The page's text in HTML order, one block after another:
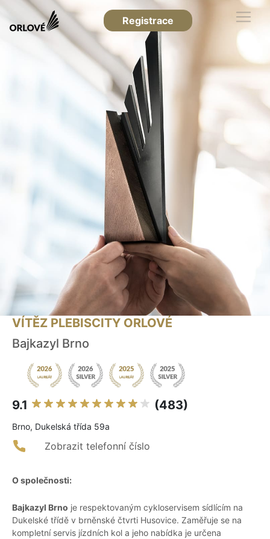
Registrace
VÍTĚZ PLEBISCITY ORLOVÉ
Bajkazyl Brno
9.1 (483)
Brno, Dukelská třída 59a
Zobrazit telefonní číslo
O společnosti:
Bajkazyl Brno je respektovaným cykloservisem sídlícím na
Dukelské třídě v brněnské čtvrti Husovice. Zaměřuje se na
kompletní servis jízdních kol a jeho nabídka je určena